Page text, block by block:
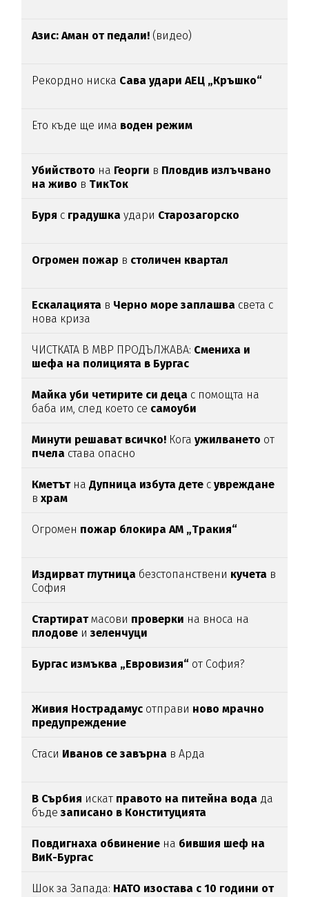
Азис: Аман от педали! (видео)
Рекордно ниска Сава удари АЕЦ „Кръшко“
Ето къде ще има воден режим
Убийството на Георги в Пловдив излъчвано
на живо в ТикТок
Буря с градушкаудари Старозагорско
Огромен пожар в столичен квартал
Ескалацията в Черно море заплашва света с
нова криза
ЧИСТКАТА В МВР ПРОДЪЛЖАВА: Смениха и
шефа на полицията в Бургас
Майка уби четирите си деца с помощта на
баба им, след което се самоуби
Минути решават всичко! Когаужилването от
пчела става опасно
Кметът наДупница избута дете сувреждане
вхрам
Огромен пожар блокира АМ „Тракия“
Издирват глутница безстопанствени кучета в
София
Стартиратмасови проверки на вноса на
плодове и зеленчуци
Бургас измъква „Евровизия“ от София?
Живия Нострадамус отправи ново мрачно
предупреждение
Стаси Иванов се завърна в Арда
В Сърбия искат правото на питейна вода да
бъде записано в Конституцията
Повдигнаха обвинение на бившия шеф на
ВиК-Бургас
Шок за Запада: НАТО изостава с 10 години от